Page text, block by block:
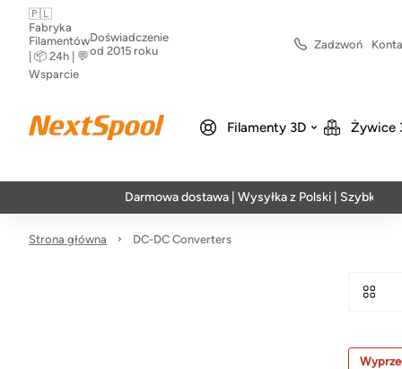
🇵🇱
Fabryka
Filamentów
| 📦 24h | 💬
Wsparcie
Doświadczenie
od 2015 roku
Zadzwoń
Filamenty 3D Żywice
Darmowa dostawa | Wysyłka z Polski | Szybka
Strona główna DC-DC Converters